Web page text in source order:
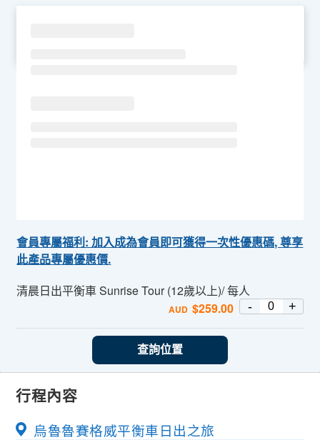
會員專屬福利: 加入成為會員即可獲得一次性優惠碼, 尊享
此產品專屬優惠價.
清晨日出平衡車 Sunrise Tour (12歲以上)/ 每人
AUD $259.00 - +
查詢位置
行程內容
烏魯魯賽格威平衡車日出之旅